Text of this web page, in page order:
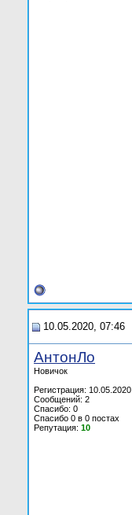
10.05.2020, 07:46
АнтонЛо
Новичок
Регистрация: 10.05.2020
Сообщений: 2
Спасибо: 0
Спасибо 0 в 0 постах
Репутация: 10